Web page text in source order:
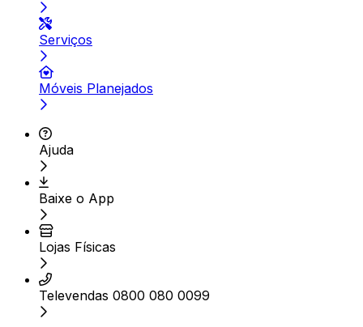
Serviços
Móveis Planejados
Ajuda
Baixe o App
Lojas Físicas
Televendas 0800 080 0099